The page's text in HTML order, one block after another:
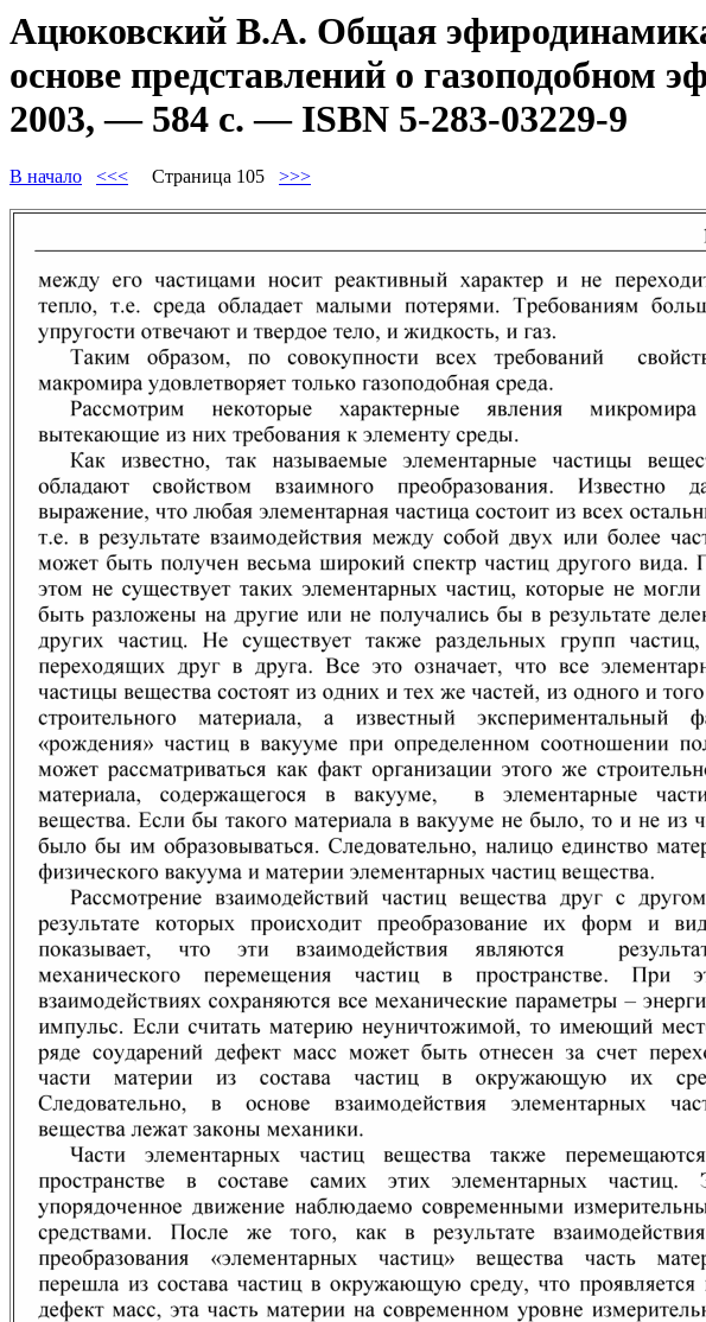
Ацюковский В.А. Общая
основе представлений о
2003, — 584 с. — ISBN 5-283-03229-9
В начало <<< Страница 105 >>>